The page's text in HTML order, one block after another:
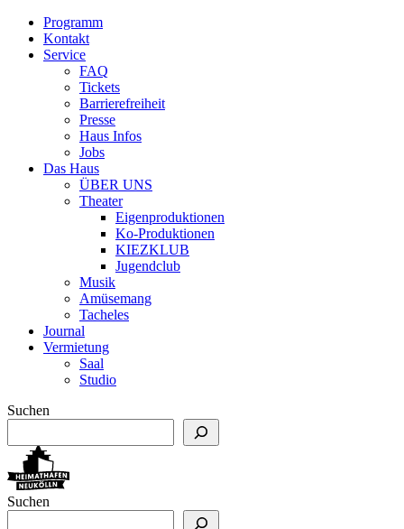
Programm
Kontakt
Service
FAQ
Tickets
Barrierefreiheit
Presse
Haus Infos
Jobs
Das Haus
ÜBER UNS
Theater
Eigenproduktionen
Ko-Produktionen
KIEZKLUB
Jugendclub
Musik
Amüsemang
Tacheles
Journal
Vermietung
Saal
Studio
Suchen
Suchen